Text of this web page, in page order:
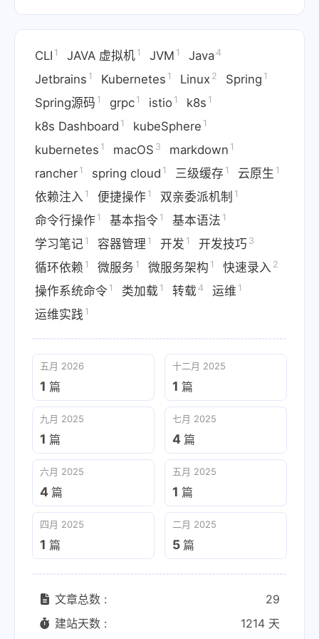
CLI 1 JAVA 虚拟机 1 JVM 1 Java 4
Jetbrains 1 Kubernetes 1 Linux 2 Spring 1
Spring源码 1 grpc 1 istio 1 k8s 1
k8s Dashboard 1 kubeSphere 1
kubernetes 1 macOS 3 markdown 1
rancher 1 spring cloud 1 三级缓存 1 云原生 1
依赖注入 1 便捷操作 1 双亲委派机制 1
命令行操作 1 基本指令 1 基本语法 1
学习笔记 1 容器管理 1 开发 1 开发技巧 3
循环依赖 1 微服务 1 微服务架构 1 快速录入 2
操作系统命令 1 类加载 1 转载 4 运维 1
运维实践 1
五月 2026
1 篇
十二月 2025
1 篇
九月 2025
1 篇
七月 2025
4 篇
六月 2025
4 篇
五月 2025
1 篇
四月 2025
1 篇
二月 2025
5 篇
文章总数 :
29
建站天数 :
1214 天